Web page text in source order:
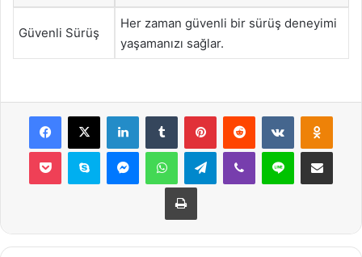
Güvenli Sürüş
Her zaman güvenli bir sürüş deneyimi
yaşamanızı sağlar.
Facebook
X LinkedInTumblr PinterestReddit VKontakte
Pocket Skype MessengerWhatsAppTelegramViber Line E-Posta ile
Yazdır